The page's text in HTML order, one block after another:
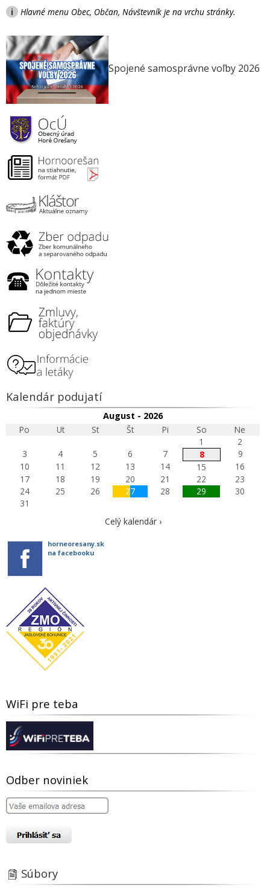
i Hlavné menu Obec, Občan, Návštevník je na vrchu stránky.
Spojené samosprávne voľby 2026
Kalendár podujatí
August - 2026
Po
Ut St Št Pi So
Ne
1
2
3
4 5 6 7 8
9
10
11 12 13 14 15
16
17
18 19 20 21 22
23
24
25 26 27 28 29
30
31
Celý kalendár ›
horneoresany.sk
na facebooku
WiFi pre teba
Odber noviniek
Súbory